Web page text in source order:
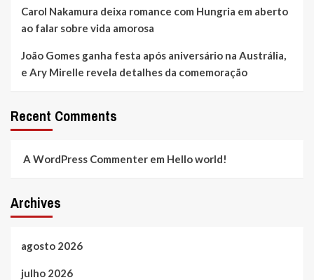
Carol Nakamura deixa romance com Hungria em aberto
ao falar sobre vida amorosa
João Gomes ganha festa após aniversário na Austrália,
e Ary Mirelle revela detalhes da comemoração
Recent Comments
A WordPress Commenter em Hello world!
Archives
agosto 2026
julho 2026